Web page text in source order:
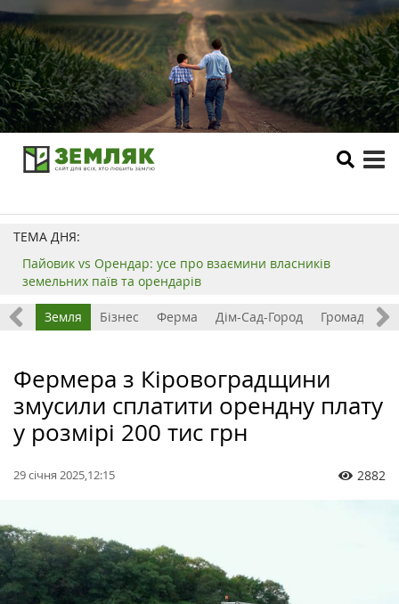
ТЕМА ДНЯ:
Пайовик vs Орендар: усе про взаємини власників
земельних паїв та орендарів
Все Земля Бізнес Ферма Дім-Сад-Город Громада
Фермера з Кіровоградщини
змусили сплатити орендну плату
у розмірі 200 тис грн
29 січня 2025,12:15 2882